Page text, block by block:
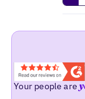
Your people are